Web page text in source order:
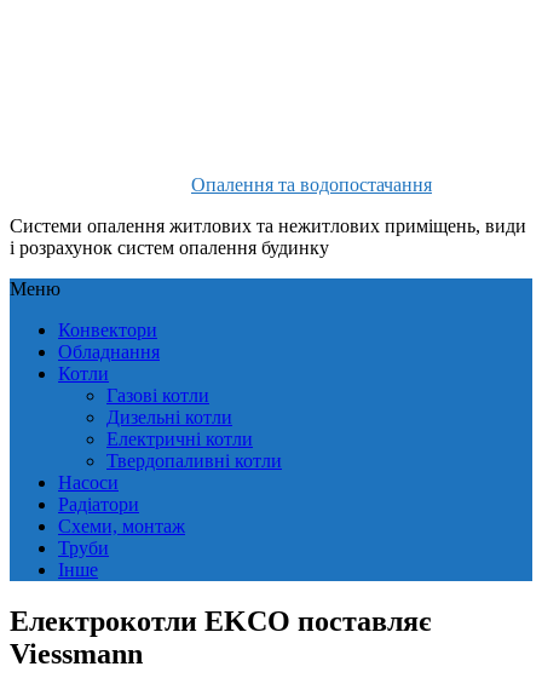
Опалення та водопостачання
Системи опалення житлових та нежитлових приміщень, види
і розрахунок систем опалення будинку
Меню
Конвектори
Обладнання
Котли
Газові котли
Дизельні котли
Електричні котли
Твердопаливні котли
Насоси
Радіатори
Схеми, монтаж
Труби
Інше
Електрокотли EKCO поставляє
Viessmann